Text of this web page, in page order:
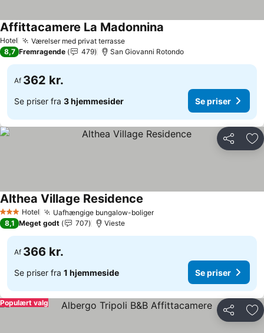
Hotel Værelser med privat terrasseSe priser
Affittacamere La Madonnina
8,7 Fremragende 479 San Giovanni Rotondo
Af 362 kr.
Se priser fra 3 hjemmesider Se priser
Del
3 StjernerHotel Uafhængige bungalow-boligerSe priser
Althea Village Residence
8,1 Meget godt 707 Vieste
Af 366 kr.
Se priser fra 1 hjemmeside Se priser
Del
Populært valg